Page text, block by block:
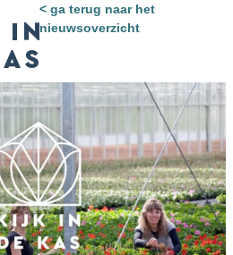
< ga terug naar het
nieuwsoverzicht